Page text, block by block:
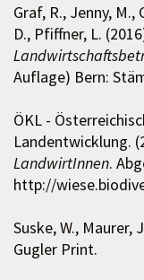
Graf, R., Jenny, M.,
D., Pfiffner, L.
Auflage) Bern:
ÖKL -
Landentwicklung.
LandwirtInnen.
http://
Suske, W., Maurer,
Gugler Print.